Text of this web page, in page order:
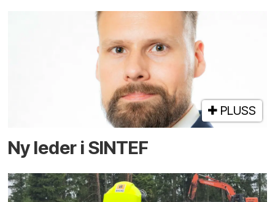
PLUSS
Ny leder i SINTEF